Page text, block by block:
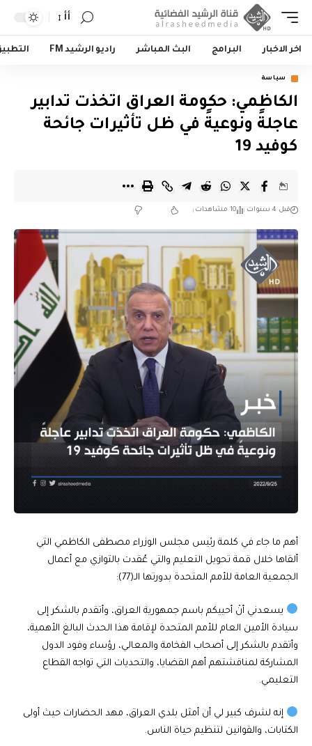
أأ
اخر الاخبار البرامج البث المباشر راديو الرشيد FM
سياسة
الكاظمي: حكومة العراق اتخذت تدابير
عاجلةً ونوعيةً في ظل تأثيرات جائحة
كوفيد 19
قبل 4 سنوات 10 مشاهدات
أهم ما جاء في كلمة رئيس مجلس الوزراء مصطفى الكاظمي التي
ألقاها خلال قمة تحويل التعليم والتي عُقدت بالتوازي مع أعمال
الجمعية العامة للأمم المتحدة بدورتها الـ(77):
يسعدني أنْ أحييكم باسم جمهورية العراق، وأتقدم بالشكر إلى
سيادة الأمين العام للأمم المتحدة لإقامة هذا الحدث البالغ الأهمية،
وأتقدم بالشكر إلى أصحاب الفخامة والمعالي، رؤساء وفود الدول
المشاركة لمناقشتهم أهم القضايا، والتحديات التي تواجه القطاع
التعليمي.
إنه لشرف كبير لي أن أمثل بلدي العراق، مهد الحضارات حيث أولى
الكتابات، والقوانين لتنظيم حياة الناس.